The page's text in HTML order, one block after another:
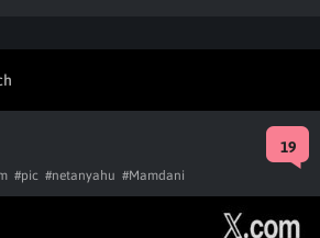
19
#pic #netanyahu #Mamdani